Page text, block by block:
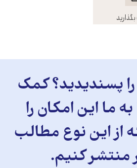
پسندیدید؟ کمک
ما این امکان را
از این نوع مطالب
منتشر کنیم.